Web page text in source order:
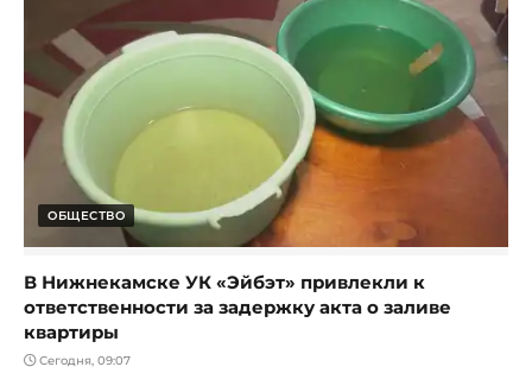
ОБЩЕСТВО
В Нижнекамске УК «Эйбэт» привлекли к
ответственности за задержку акта о заливе
квартиры
Сегодня, 09:07